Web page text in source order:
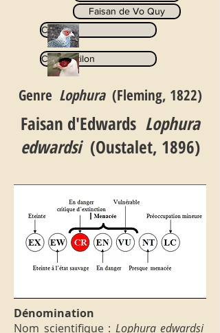
Faisan de Vo Quy
Catreus
Crossoptilon
Genre Lophura(Fleming, 1822)
Faisan d'Edwards Lophura
edwardsi(Oustalet, 1896)
Dénomination
Nom scientifique : Lophura edwardsi